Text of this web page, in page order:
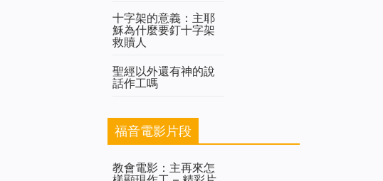
十字架的意義：主耶
穌為什麼要釘十字架
救贖人
聖經以外還有神的說
話作工嗎
福音電影片段
教會電影：主再來怎